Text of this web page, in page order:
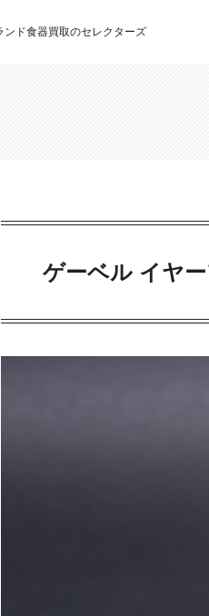
ンド食器買取のセレクターズ
ゲーベル イヤ